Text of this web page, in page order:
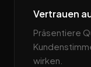
Vertrauen
Präsentiere
wirken.